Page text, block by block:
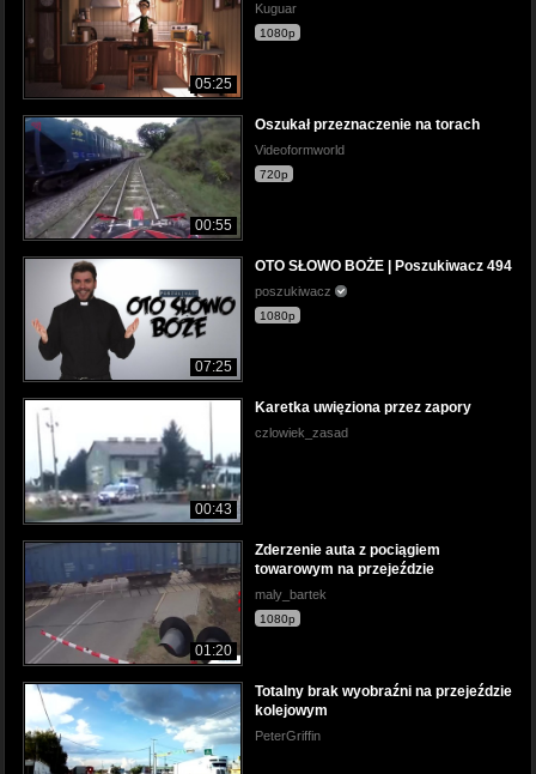
05:25
Kuguar
1080p
00:55
Oszukał przeznaczenie na torach
Videoformworld
720p
07:25
OTO SŁOWO BOŻE | Poszukiwacz 494
poszukiwacz
1080p
00:43
Karetka uwięziona przez zapory
czlowiek_zasad
01:20
Zderzenie auta z pociągiem
towarowym na przejeździe
maly_bartek
1080p
Totalny brak wyobraźni na przejeździe
kolejowym
PeterGriffin